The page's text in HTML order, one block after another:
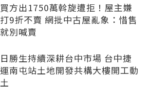
買方出1750萬斡旋遭拒！屋主嫌
打9折不賣 網批中古屋亂象：惜售
就別喊賣
日勝生持續深耕台中市場 台中捷
運南屯站土地開發共構大樓開工動
土